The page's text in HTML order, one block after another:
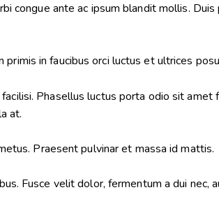
ante ac ipsum blandit mollis.
in faucibus orci luctus et ultrices
Phasellus luctus porta odio sit
at.
Praesent pulvinar et massa id mattis.
Fusce velit dolor, fermentum a dui nec,